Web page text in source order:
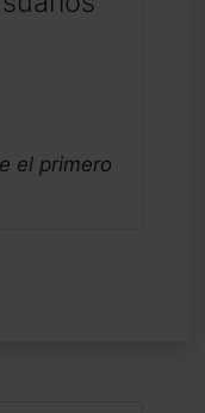
el primero